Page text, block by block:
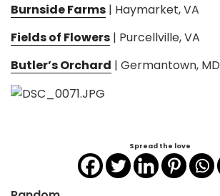
Burnside Farms | Haymarket, VA
Fields of Flowers | Purcellville, VA
Butler’s Orchard | Germantown, MD
Spread the love